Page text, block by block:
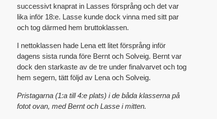
successivt knaprat in Lasses försprång och det var
lika inför 18:e. Lasse kunde dock vinna med sitt par
och tog därmed hem bruttoklassen.
I nettoklassen hade Lena ett litet försprång inför
dagens sista runda före Bernt och Solveig. Bernt var
dock den starkaste av de tre under finalvarvet och tog
hem segern, tätt följd av Lena och Solveig.
Pristagarna (1:a till 4:e plats) i de båda klasserna på
fotot ovan, med Bernt och Lasse i mitten.